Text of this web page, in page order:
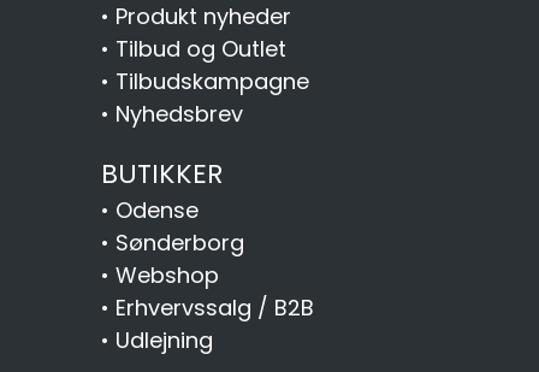
• Produkt nyheder
• Tilbud og Outlet
• Tilbudskampagne
• Nyhedsbrev
BUTIKKER
• Odense
• Sønderborg
• Webshop
• Erhvervssalg / B2B
• Udlejning